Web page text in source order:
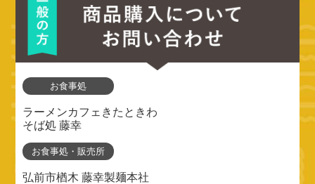
お食事処
ラーメンカフェきたときわ
そば処 藤幸
お食事処・販売所
弘前市楢木 藤幸製麺本社